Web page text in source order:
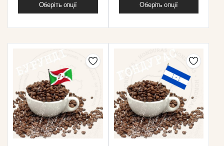
Оберіть опції Оберіть опції